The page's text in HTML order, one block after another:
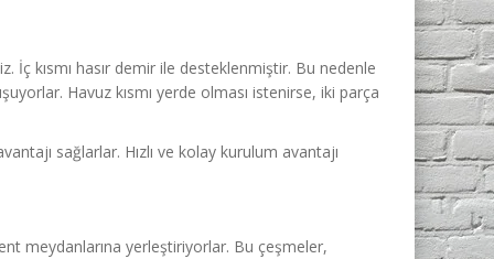
kısmı hasır demir ile desteklenmiştir. Bu nedenle
Havuz kısmı yerde olması istenirse, iki parça
sağlarlar. Hızlı ve kolay kurulum avantajı
meydanlarına yerleştiriyorlar. Bu çeşmeler,